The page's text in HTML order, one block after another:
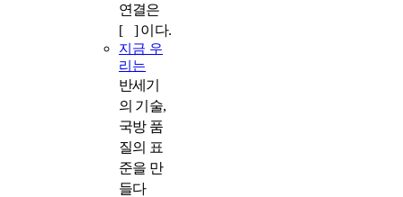
연결은
[ ] 이다.
지금 우
리는
반세기
의 기술,
국방 품
질의 표
준을 만
들다